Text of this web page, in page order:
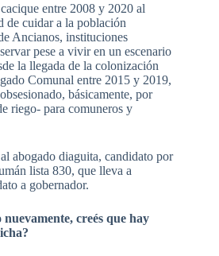
entre 2008 y 2020 al
de cuidar a la población
Ancianos, instituciones
pese a vivir en un escenario
la llegada de la colonización
Comunal entre 2015 y 2019,
básicamente, por
riego- para comuneros y
abogado diaguita, candidato por
lista 830, que lleva a
a gobernador.
creés que hay